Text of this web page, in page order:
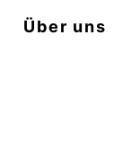
Über uns